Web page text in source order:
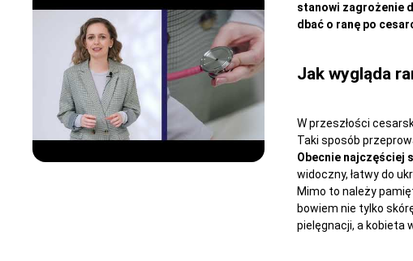
stanowi zagrożenie
dbać o ranę po
Jak wygląda
W przeszłości
Taki sposób
Obecnie najczęściej
widoczny, łatwy do
Mimo to należy
bowiem nie tylko
pielęgnacji, a kobieta